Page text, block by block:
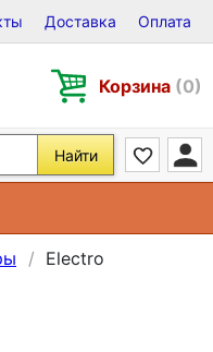
Виниле, CD и DVD
Доставка Оплата
Корзина (0)
Найти
Electro